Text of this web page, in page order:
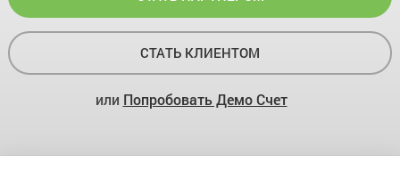
СТАТЬ КЛИЕНТОМ
или Попробовать Демо Счет